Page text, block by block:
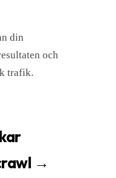
din
och
trafik.
→